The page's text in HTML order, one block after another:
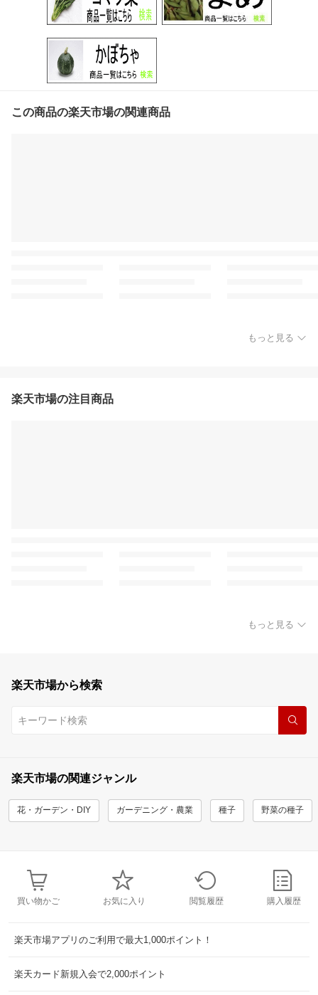
この商品の楽天市場の関連商品
もっと見る
楽天市場の注目商品
もっと見る
楽天市場から検索
楽天市場の関連ジャンル
花・ガーデン・DIY ガーデニング・農業 種子 野菜の種子
買い物かご お気に入り 閲覧履歴 購入履歴
楽天市場アプリのご利用で最大1,000ポイント！
楽天カード新規入会で2,000ポイント